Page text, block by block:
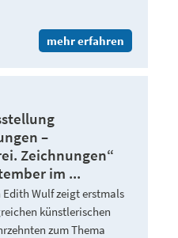
mehr erfahren
–
Zeichnungen“
im ...
Wulf zeigt erstmals
künstlerischen
zum Thema